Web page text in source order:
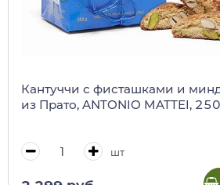
Кантуччи с фисташками и
из Прато, ANTONIO MATTEI,
шт